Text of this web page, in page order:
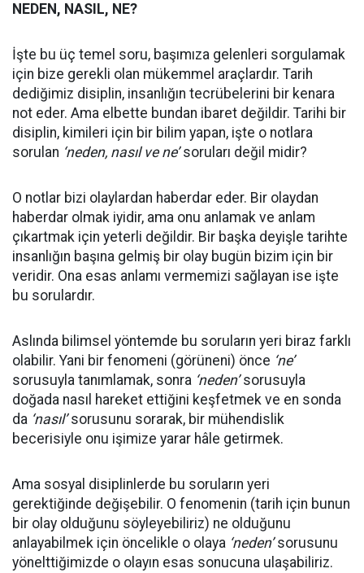
NEDEN, NASIL, NE?
İşte bu üç temel soru, başımıza gelenleri sorgulamak
için bize gerekli olan mükemmel araçlardır. Tarih
dediğimiz disiplin, insanlığın tecrübelerini bir kenara
not eder. Ama elbette bundan ibaret değildir. Tarihi bir
disiplin, kimileri için bir bilim yapan, işte o notlara
sorulan ‘neden, nasıl ve ne’soruları değil midir?
O notlar bizi olaylardan haberdar eder. Bir olaydan
haberdar olmak iyidir, ama onu anlamak ve anlam
çıkartmak için yeterli değildir. Bir başka deyişle tarihte
insanlığın başına gelmiş bir olay bugün bizim için bir
veridir. Ona esas anlamı vermemizi sağlayan ise işte
bu sorulardır.
Aslında bilimsel yöntemde bu soruların yeri biraz farklı
olabilir. Yani bir fenomeni (görüneni) önce ‘ne’
sorusuyla tanımlamak, sonra ‘neden’sorusuyla
doğada nasıl hareket ettiğini keşfetmek ve en sonda
da ‘nasıl’sorusunu sorarak, bir mühendislik
becerisiyle onu işimize yarar hâle getirmek.
Ama sosyal disiplinlerde bu soruların yeri
gerektiğinde değişebilir. O fenomenin (tarih için bunun
bir olay olduğunu söyleyebiliriz) ne olduğunu
anlayabilmek için öncelikle o olaya ‘neden’sorusunu
yönelttiğimizde o olayın esas sonucuna ulaşabiliriz.